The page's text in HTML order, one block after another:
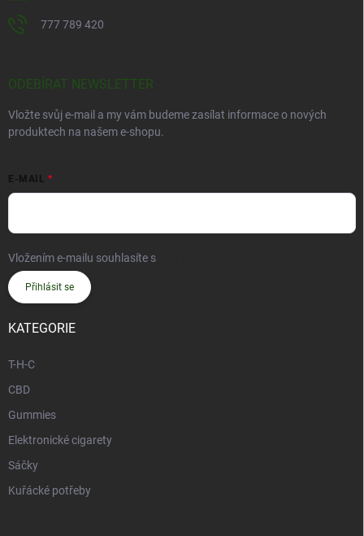
777 789 420
ODEBÍRAT NEWSLETTER
Vložte svůj e-mail a my vám budeme zasílat informace o nových
produktech na našem e-shopu.
E-MAIL
Vložením e-mailu souhlasíte s
Přihlásit se
KATEGORIE
T-H-C
CBD
Gummies
Elektronické cigarety
Sáčky
Kuřácké potřeby